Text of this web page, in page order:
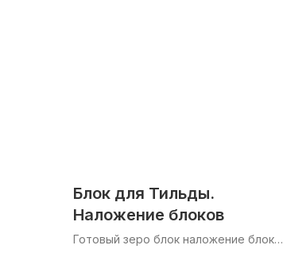
Блок для Тильды.
Наложение блоков
Готовый зеро блок наложение блоков